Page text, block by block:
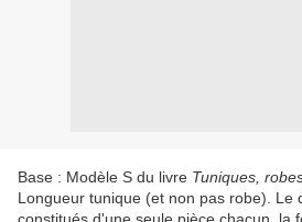
Base : Modèle S du livre Tuniques,
Longueur tunique (et non pas robe). Le